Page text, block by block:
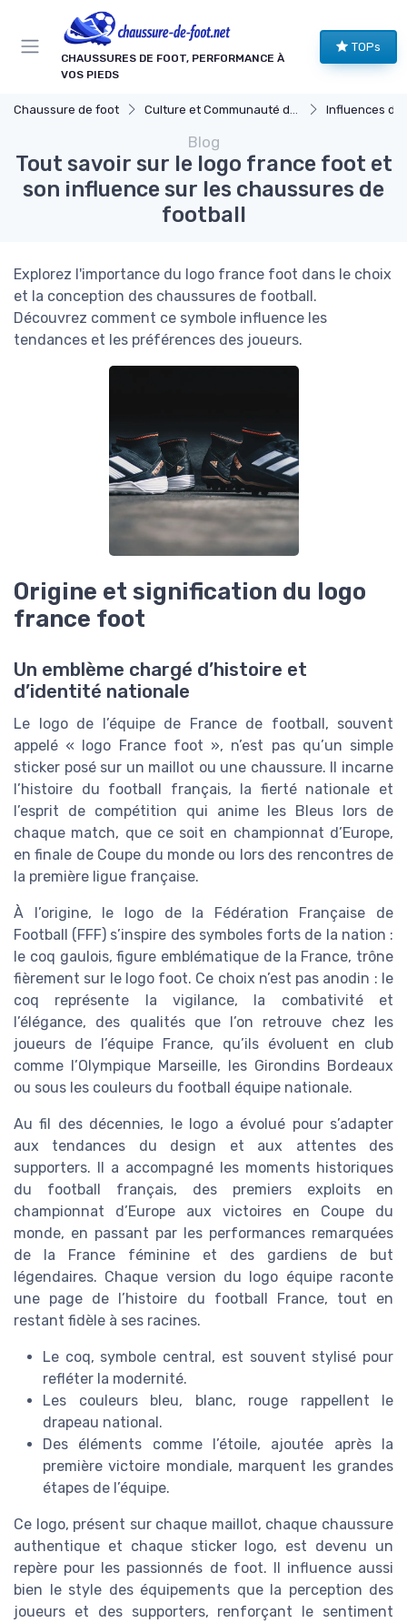
CHAUSSURES DE FOOT, PERFORMANCE À
VOS PIEDS
TOPs
Chaussure de foot Culture et Communauté du Football Influences des
Blog
Tout savoir sur le logo france foot et
son influence sur les chaussures de
football
Explorez l'importance du logo france foot dans le choix
et la conception des chaussures de football.
Découvrez comment ce symbole influence les
tendances et les préférences des joueurs.
Origine et signification du logo
france foot
Un emblème chargé d’histoire et
d’identité nationale
Le logo de l’équipe de France de football, souvent
appelé « logo France foot », n’est pas qu’un simple
sticker posé sur un maillot ou une chaussure. Il incarne
l’histoire du football français, la fierté nationale et
l’esprit de compétition qui anime les Bleus lors de
chaque match, que ce soit en championnat d’Europe,
en finale de Coupe du monde ou lors des rencontres de
la première ligue française.
À l’origine, le logo de la Fédération Française de
Football (FFF) s’inspire des symboles forts de la nation :
le coq gaulois, figure emblématique de la France, trône
fièrement sur le logo foot. Ce choix n’est pas anodin : le
coq représente la vigilance, la combativité et
l’élégance, des qualités que l’on retrouve chez les
joueurs de l’équipe France, qu’ils évoluent en club
comme l’Olympique Marseille, les Girondins Bordeaux
ou sous les couleurs du football équipe nationale.
Au fil des décennies, le logo a évolué pour s’adapter
aux tendances du design et aux attentes des
supporters. Il a accompagné les moments historiques
du football français, des premiers exploits en
championnat d’Europe aux victoires en Coupe du
monde, en passant par les performances remarquées
de la France féminine et des gardiens de but
légendaires. Chaque version du logo équipe raconte
une page de l’histoire du football France, tout en
restant fidèle à ses racines.
Le coq, symbole central, est souvent stylisé pour
refléter la modernité.
Les couleurs bleu, blanc, rouge rappellent le
drapeau national.
Des éléments comme l’étoile, ajoutée après la
première victoire mondiale, marquent les grandes
étapes de l’équipe.
Ce logo, présent sur chaque maillot, chaque chaussure
authentique et chaque sticker logo, est devenu un
repère pour les passionnés de foot. Il influence aussi
bien le style des équipements que la perception des
joueurs et des supporters, renforçant le sentiment
Panneau de gestion des cookies